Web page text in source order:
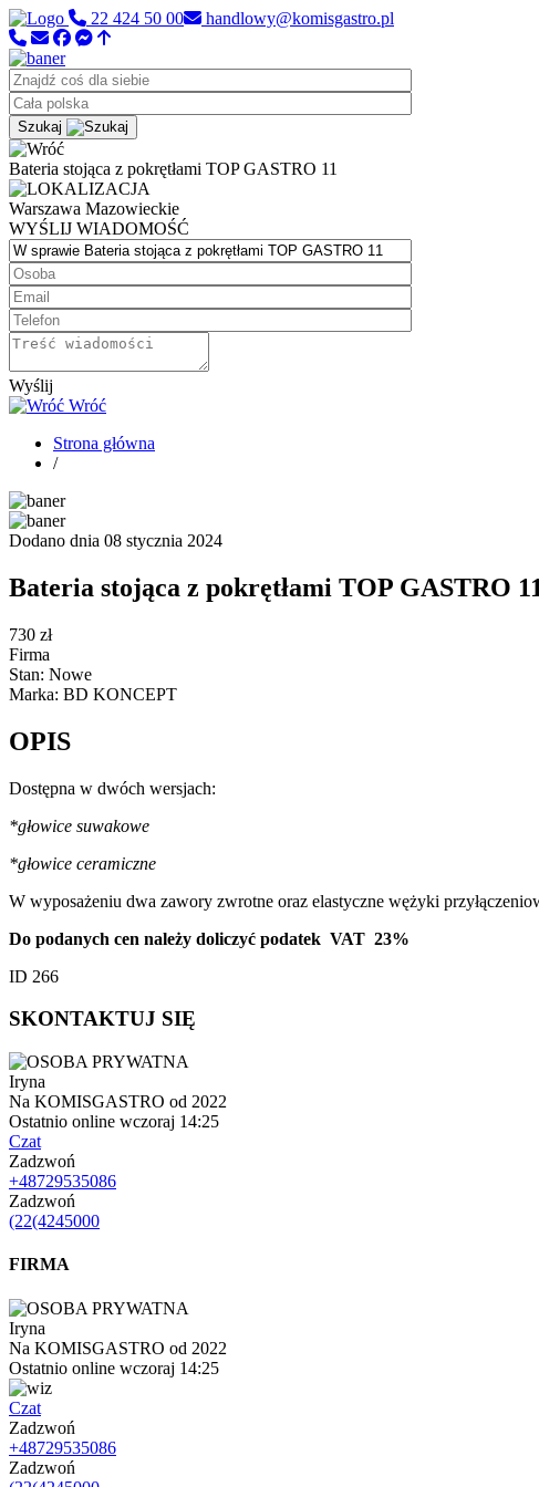
22 424 50 00 handlowy@komisgastro.pl
Szukaj
Bateria stojąca z pokrętłami TOP GASTRO 11
Warszawa Mazowieckie
WYŚLIJ WIADOMOŚĆ
Wyślij
Wróć
Strona główna
/
Dodano dnia 08 stycznia 2024
Bateria stojąca z pokrętłami TOP GASTRO
730 zł
Firma
Stan: Nowe
Marka: BD KONCEPT
OPIS
Dostępna w dwóch wersjach:
*głowice suwakowe
*głowice ceramiczne
W wyposażeniu dwa zawory zwrotne oraz elastyczne wężyki
Do podanych cen należy doliczyć podatek VAT 23%
ID 266
SKONTAKTUJ SIĘ
Iryna
Na KOMISGASTRO od 2022
Ostatnio online wczoraj 14:25
Czat
Zadzwoń
+48729535086
Zadzwoń
(22(4245000
FIRMA
Iryna
Na KOMISGASTRO od 2022
Ostatnio online wczoraj 14:25
Czat
Zadzwoń
+48729535086
Zadzwoń